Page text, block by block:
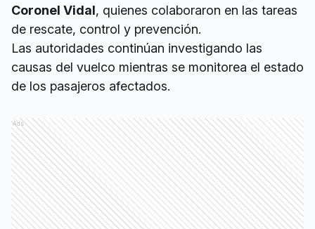
Coronel Vidal, quienes colaboraron en las tareas
de rescate, control y prevención.
Las autoridades continúan investigando las
causas del vuelco mientras se monitorea el estado
de los pasajeros afectados.
Ads